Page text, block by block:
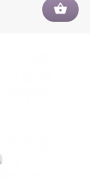
shopping_basket